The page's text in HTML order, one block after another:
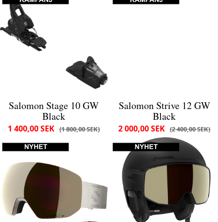
Salomon Stage 10 GW
Black
1 800,00 SEK
1 400,00 SEK
Salomon Strive 12 GW
Black
2 400,00 SEK
2 000,00 SEK